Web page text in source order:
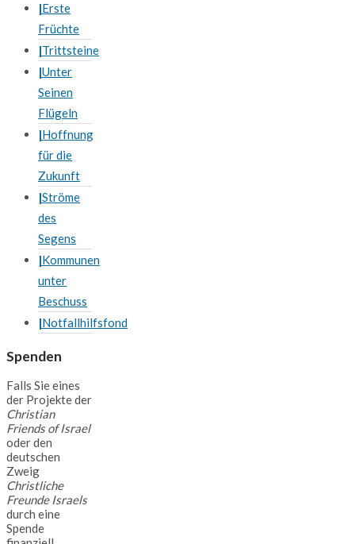
Erste
Früchte
Trittsteine
Unter
Seinen
Flügeln
Hoffnung
für die
Zukunft
Ströme
des
Segens
Kommunen
unter
Beschuss
Notfallhilfsfond
Spenden
Falls Sie eines
der Projekte der
Christian
Friends of Israel
oder den
deutschen
Zweig
Christliche
Freunde Israels
durch eine
Spende